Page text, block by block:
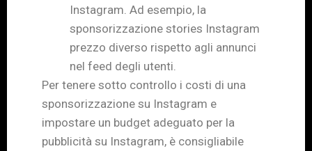
Instagram. Ad esempio, la
sponsorizzazione stories Instagram
prezzo diverso rispetto agli annunci
nel feed degli utenti.
Per tenere sotto controllo i costi di una
sponsorizzazione su Instagram e
impostare un budget adeguato per la
pubblicità su Instagram, è consigliabile